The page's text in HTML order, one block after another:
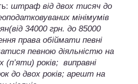
штраф від двох тисяч до
мінімумів
34000 грн. до 85000
права обіймати певні
певною діяльністю на
років; виправні
до двох років; арешт на